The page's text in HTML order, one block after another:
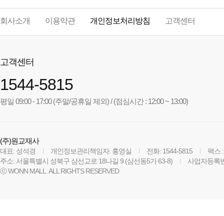
회사소개 이용약관 개인정보처리방침 고객센터
고객센터
1544-5815
평일 09:00 - 17:00 (주말/공휴일 제외) / (점심시간 : 12:00 ~ 13:00)
(주)원교재사
대표: 성석경 개인정보관리책임자: 홍영실 전화: 1544-5815
팩스
주소: 서울특별시 성북구 삼선교로 18나길 9 (삼선동5가 63-8)
사업자등록
ⓒ WONN MALL. ALL RIGHTS RESERVED